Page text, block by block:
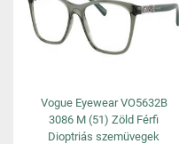
Vogue Eyewear VO5632B
3086 M (51) Zöld Férfi
Dioptriás szemüvegek